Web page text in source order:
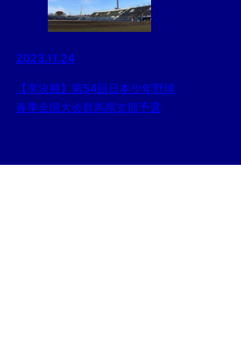
2023.11.24
【準決勝】第54回日本少年野球
春季全国大会群馬県支部予選